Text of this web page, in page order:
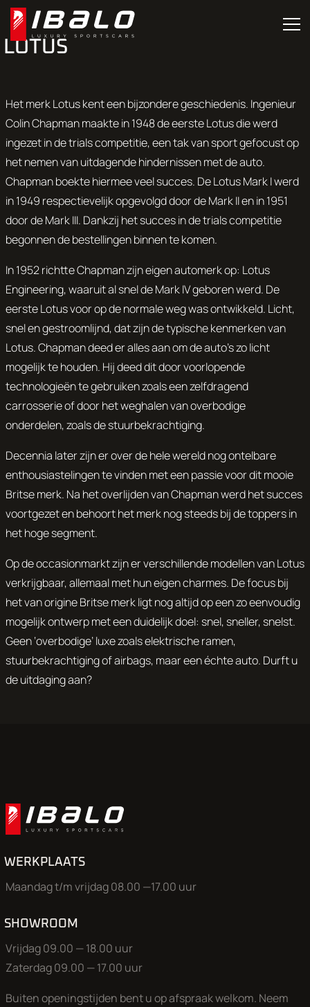
LOTUS
Het merk Lotus kent een bijzondere geschiedenis. Ingenieur
Colin Chapman maakte in 1948 de eerste Lotus die werd
ingezet in de trials competitie, een tak van sport gefocust op
het nemen van uitdagende hindernissen met de auto.
Chapman boekte hiermee veel succes. De Lotus Mark I werd
in 1949 respectievelijk opgevolgd door de Mark II en in 1951
door de Mark III. Dankzij het succes in de trials competitie
begonnen de bestellingen binnen te komen.
In 1952 richtte Chapman zijn eigen automerk op: Lotus
Engineering, waaruit al snel de Mark IV geboren werd. De
eerste Lotus voor op de normale weg was ontwikkeld. Licht,
snel en gestroomlijnd, dat zijn de typische kenmerken van
Lotus. Chapman deed er alles aan om de auto’s zo licht
mogelijk te houden. Hij deed dit door voorlopende
technologieën te gebruiken zoals een zelfdragend
carrosserie of door het weghalen van overbodige
onderdelen, zoals de stuurbekrachtiging.
Decennia later zijn er over de hele wereld nog ontelbare
enthousiastelingen te vinden met een passie voor dit mooie
Britse merk. Na het overlijden van Chapman werd het succes
voortgezet en behoort het merk nog steeds bij de toppers in
het hoge segment.
Op de occasionmarkt zijn er verschillende modellen van Lotus
verkrijgbaar, allemaal met hun eigen charmes. De focus bij
het van origine Britse merk ligt nog altijd op een zo eenvoudig
mogelijk ontwerp met een duidelijk doel: snel, sneller, snelst.
Geen ‘overbodige’ luxe zoals elektrische ramen,
stuurbekrachtiging of airbags, maar een échte auto. Durft u
de uitdaging aan?
WERKPLAATS
Maandag t/m vrijdag 08.00 —17.00 uur
SHOWROOM
Vrijdag 09.00 — 18.00 uur
Zaterdag 09.00 — 17.00 uur
Buiten openingstijden bent u op afspraak welkom. Neem